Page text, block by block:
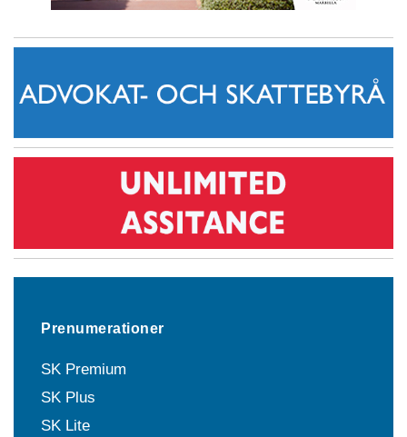
Prenumerationer
SK Premium
SK Plus
SK Lite